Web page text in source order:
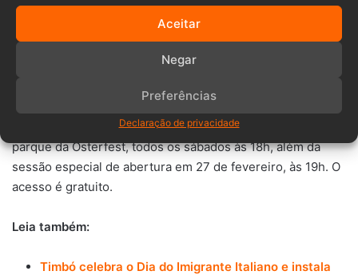
Aceitar
Negar
Preferências
Declaração de privacidade
diversões (R$ 25) e jogos típicos alemães como “Pássaro
ao Alvo” (R$ 12) e “Bolão de Mesa” (R$ 12).
O teatro também faz parte da programação com a peça
inédita “Vida”, da companhia Kauê Lopes Produções.
As apresentações ocorrem no Teatro Municipal, dentro do
parque da Osterfest, todos os sábados às 18h, além da
sessão especial de abertura em 27 de fevereiro, às 19h. O
acesso é gratuito.
Leia também:
Timbó celebra o Dia do Imigrante Italiano e instala